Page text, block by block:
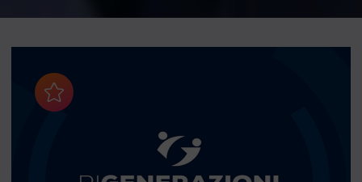
Aggiungi ai preferiti